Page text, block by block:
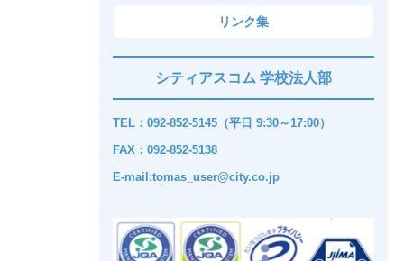
リンク集
シティアスコム 学校法人部
TEL：092-852-5145（平日 9:30～17:00）
FAX：092-852-5138
E-mail:tomas_user@city.co.jp